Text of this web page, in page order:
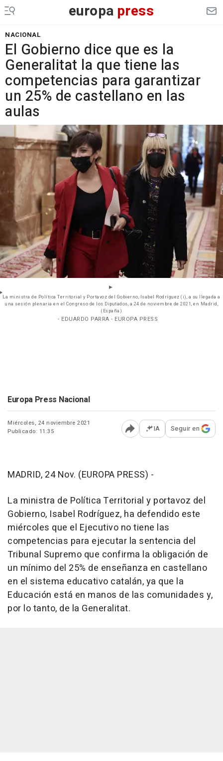
europa press
NACIONAL
El Gobierno dice que es la
Generalitat la que tiene las
competencias para garantizar
un 25% de castellano en las
aulas
La ministra de Política Territorial y Portavoz del Gobierno, Isabel Rodríguez (i), a su llegada a
una sesión plenaria en el Congreso de los Diputados, a 24 de noviembre de 2021, en Madrid,
(España)
- EDUARDO PARRA - EUROPA PRESS
Europa Press Nacional
Miércoles, 24 noviembre 2021
Publicado: 11:35
Abrir opciones para
IA Seguir en
MADRID, 24 Nov. (EUROPA PRESS) -
La ministra de Política Territorial y portavoz del
Gobierno, Isabel Rodríguez, ha defendido este
miércoles que el Ejecutivo no tiene las
competencias para ejecutar la sentencia del
Tribunal Supremo que confirma la obligación de
un mínimo del 25% de enseñanza en castellano
en el sistema educativo catalán, ya que la
Educación está en manos de las comunidades y,
por lo tanto, de la Generalitat.